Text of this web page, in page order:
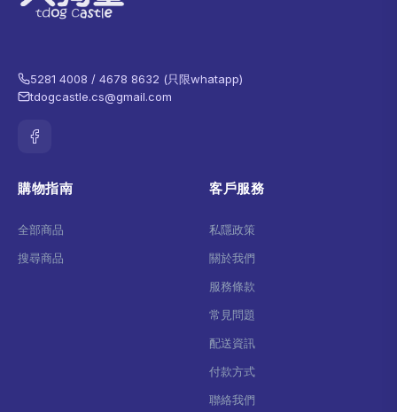
5281 4008 / 4678 8632 (只限whatapp)
tdogcastle.cs@gmail.com
購物指南
全部商品
搜尋商品
客戶服務
私隱政策
關於我們
服務條款
常見問題
配送資訊
付款方式
聯絡我們